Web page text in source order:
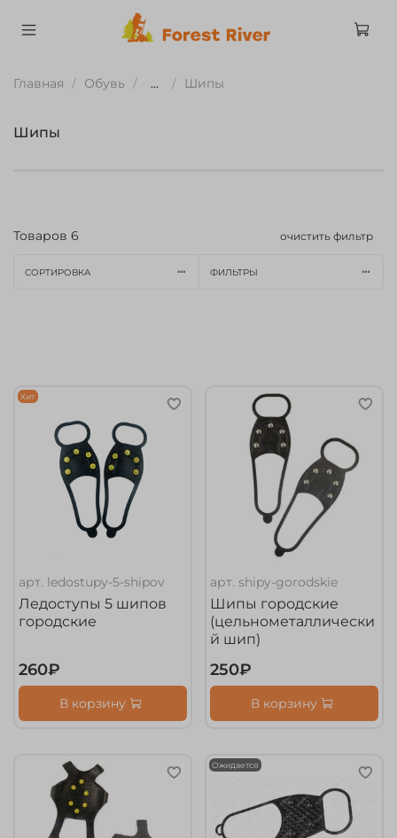
Главная Обувь ... Шипы
Шипы
Товаров 6 очистить фильтр
СОРТИРОВКА ФИЛЬТРЫ
Хит
арт. ledostupy-5-shipov
Ледоступы 5 шипов
городские
260₽
В корзину
арт.shipy-gorodskie
Шипы городские
(цельнометаллически
й шип)
250₽
В корзину
Ожидается